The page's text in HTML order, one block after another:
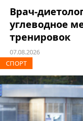
Врач-
углеводное
тренировок
07.08.2026
СПОРТ